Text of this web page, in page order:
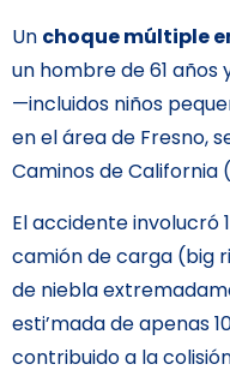
Un choque múltiple
un hombre de 61 años
—incluidos niños
en el área de Fresno,
Caminos de California
El accidente involucró
camión de carga (big
de niebla
esti’mada de apenas
contribuido a la